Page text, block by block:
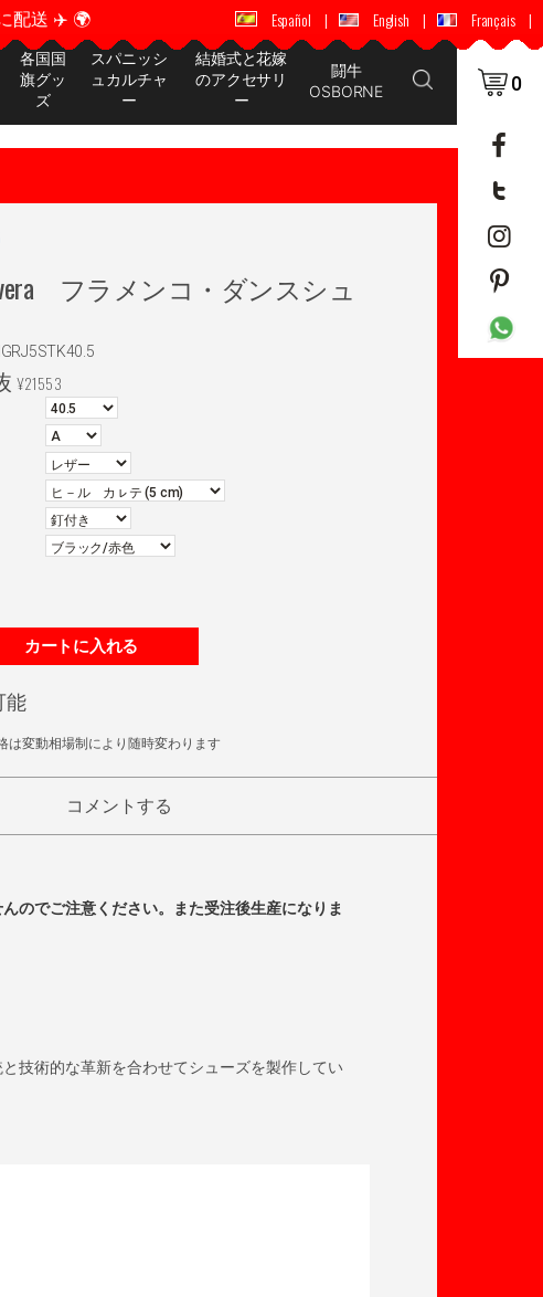
配送 ✈️ 🌍 🚚 📦 世界中に配送 ✈️ 🌍
Español | English | Français |
各国国
旗グッ
ズ
スパニッシ
ュカルチャ
ー
結婚式と花嫁
のアクセサリ
ー
闘牛
OSBORNE
0
フラメンコ・ダンスシュ
¥21553
カートに入れる
能
は変動相場制により随時変わります
コメントする
のでご注意ください。また受注後生産になりま
技術的な革新を合わせてシューズを製作してい